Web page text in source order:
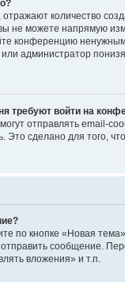
количество
не можете напрямую
конференцию
администратор
требуют войти на
отправлять email-
Это сделано для того,
по кнопке «Новая
сообщение.
вложения» и т.п.